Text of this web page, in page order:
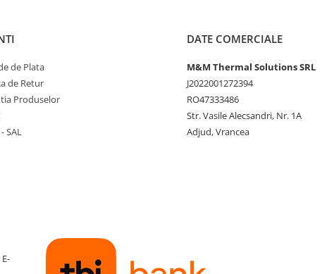
de Plata
de Retur
Produselor
SAL
DATE COMERCIALE
M&M Thermal Solutions SRL
J2022001272394
RO47333486
Str. Vasile Alecsandri, Nr. 1A
Adjud, Vrancea